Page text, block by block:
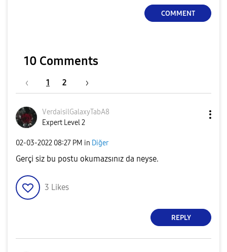
COMMENT
10 Comments
1 2
VerdaisilGalaxyTabA8
Expert Level 2
‎02-03-2022 08:27 PM in Diğer
Gerçi siz bu postu okumazsınız da neyse.
3 Likes
REPLY